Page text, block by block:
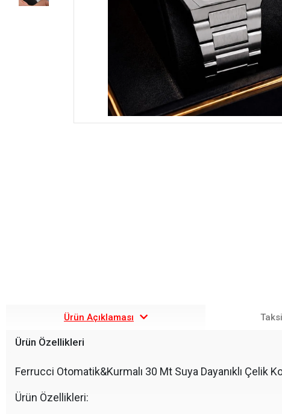
Ürün Açıklaması
Ürün Özellikleri
Ferrucci Otomatik&Kurmalı 30 Mt Suya Dayanıklı Çelik
Ürün Özellikleri: